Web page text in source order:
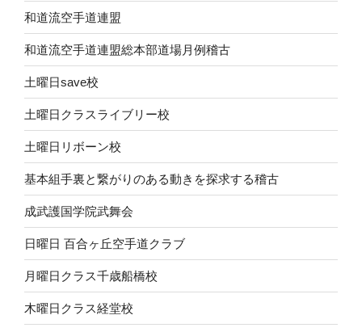
和道流空手道連盟
和道流空手道連盟総本部道場月例稽古
土曜日save校
土曜日クラスライブリー校
土曜日リボーン校
基本組手裏と繋がりのある動きを探求する稽古
成武護国学院武舞会
日曜日 百合ヶ丘空手道クラブ
月曜日クラス千歳船橋校
木曜日クラス経堂校